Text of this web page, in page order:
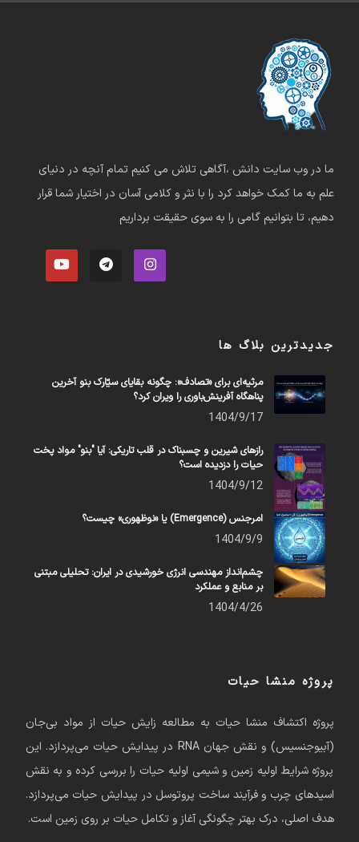
ما در وب سایت دانش ،آگاهی تلاش می کنیم تمام آنچه در دنیای
علم به ما کمک خواهد کرد را با نثر و کلامی آسان در اختیار شما قرار
دهیم، تا بتوانیم گامی را به سوی حقیقت برداریم
جدیدترین بلاگ ها
مرثیه‌ای برای «تصادف»: چگونه بقایای سیّارک بنو آخرین
پناهگاه آفرینش‌باوری را ویران کرد؟
1404/9/17
رازهای شیرین و چسبناک در قلب تاریکی: آیا "بنو" مواد پخت
حیات را دزدیده است؟
1404/9/12
امرجنس (Emergence) یا «نوظهوری» چیست؟
1404/9/9
چشم‌انداز مهندسی انرژی خورشیدی در ایران: تحلیلی مبتنی
بر منابع و عملکرد
1404/4/26
پروژه منشا حیات
پروژه اکتشاف منشا حیات به مطالعه زایش حیات از مواد بی‌جان
(آبیوجنسیس) و نقش جهان RNA در پیدایش حیات می‌پردازد. این
پروژه شرایط اولیه زمین و شیمی اولیه حیات را بررسی کرده و به نقش
اسیدهای چرب و فرآیند ساخت پروتوسل در پیدایش حیات می‌پردازد.
هدف اصلی، درک بهتر چگونگی آغاز و تکامل حیات بر روی زمین است.